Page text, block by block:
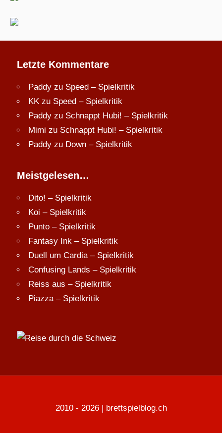
Letzte Kommentare
Paddy zu Speed – Spielkritik
KK zu Speed – Spielkritik
Paddy zu Schnappt Hubi! – Spielkritik
Mimi zu Schnappt Hubi! – Spielkritik
Paddy zu Down – Spielkritik
Meistgelesen…
Dito! – Spielkritik
Koi – Spielkritik
Punto – Spielkritik
Fantasy Ink – Spielkritik
Duell um Cardia – Spielkritik
Confusing Lands – Spielkritik
Reiss aus – Spielkritik
Piazza – Spielkritik
2010 - 2026 | brettspielblog.ch